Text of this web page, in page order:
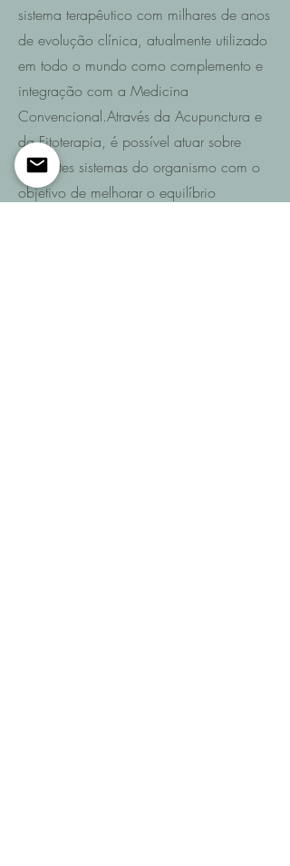
sistema terapêutico com milhares de anos
de evolução clínica, atualmente utilizado
em todo o mundo como complemento e
integração com a Medicina
Convencional.Através da Acupunctura e
da Fitoterapia, é possível atuar sobre
diferentes sistemas do organismo com o
objetivo de melhorar o equilíbrio